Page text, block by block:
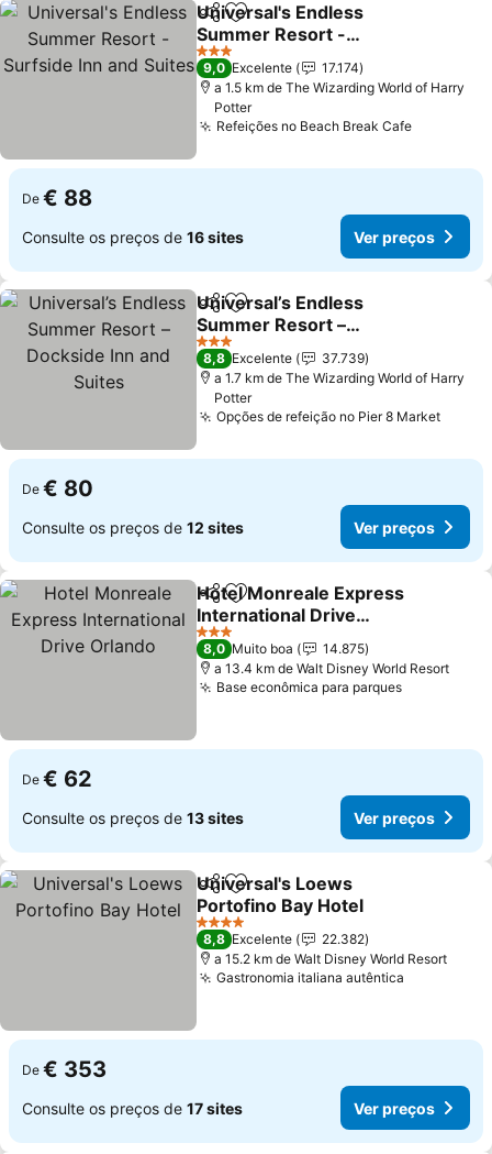
PartilharAdicionar aos favoritos
Universal's Endless
Summer Resort -
Surfside Inn and Suites
Ver preços
3 Estrelas
9,0 Excelente
17.174
a 1.5 km de The Wizarding World of Harry
Potter
Refeições no Beach Break CafeVer
De € 88
Consulte os preços de 16 sites Ver preços
PartilharAdicionar aos favoritos
Universal’s Endless
Summer Resort –
Dockside Inn and Suites
Ver preços
3 Estrelas
8,8 Excelente
37.739
a 1.7 km de The Wizarding World of Harry
Potter
Opções de refeição no Pier 8 MarketVer
De € 80
Consulte os preços de 12 sites Ver preços
PartilharAdicionar aos favoritos
Hotel Monreale Express
International Drive
Orlando
Ver preços
3 Estrelas
8,0 Muito boa
14.875
a 13.4 km de Walt Disney World Resort
Base econômica para parquesVer preços
De € 62
Consulte os preços de 13 sites Ver preços
PartilharAdicionar aos favoritos
Universal's Loews
Portofino Bay Hotel
Ver preços
4 Estrelas
8,8 Excelente
22.382
a 15.2 km de Walt Disney World Resort
Gastronomia italiana autêntica
De € 353
Consulte os preços de 17 sites Ver preços